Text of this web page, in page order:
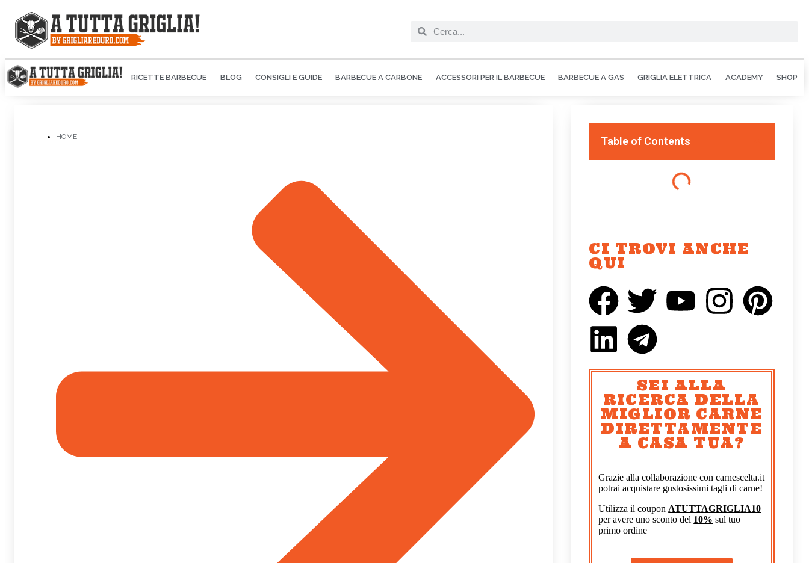
RICETTE BARBECUE BLOG CONSIGLI E GUIDE BARBECUE A CARBONE ACCESSORI PER IL BARBECUE BARBECUE A GAS GRIGLIA ELETTRICA ACADEMY SHOP
HOME Table of Contents
CI TROVI ANCHE
QUI
SEI ALLA
RICERCA DELLA
MIGLIOR CARNE
DIRETTAMENTE
A CASA TUA?
Grazie alla collaborazione con carnescelta.it
potrai acquistare gustosissimi tagli di carne!
Utilizza il coupon ATUTTAGRIGLIA10
per avere uno sconto del 10% sul tuo
primo ordine